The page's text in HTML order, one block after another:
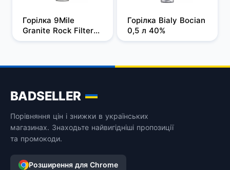
Горілка 9Mile
Granite Rock Filtered
1 л, 37,5%
Горілка Bialy Bocian
0,5 л 40%
BADSELLER
Порівняння цін і знижки в українських
магазинах. Знаходьте найвигідніші пропозиції
та промокоди.
Розширення для Chrome